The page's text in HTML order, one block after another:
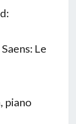
Le
piano